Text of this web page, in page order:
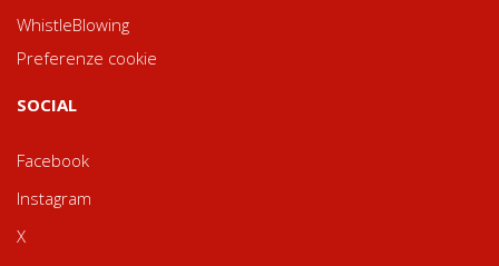
WhistleBlowing
Preferenze cookie
SOCIAL
Facebook
Instagram
X